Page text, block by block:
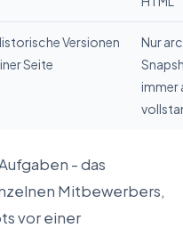
Versionen
Seite
Nur
immer
- das
Mitbewerbers,
vor einer